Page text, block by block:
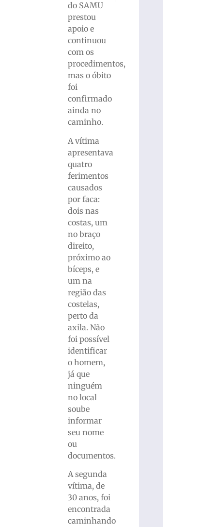
do SAMU
prestou
apoio e
continuou
com os
procedimentos,
mas o óbito
foi
confirmado
ainda no
caminho.
A vítima
apresentava
quatro
ferimentos
causados
por faca:
dois nas
costas, um
no braço
direito,
próximo ao
bíceps, e
um na
região das
costelas,
perto da
axila. Não
foi possível
identificar
o homem,
já que
ninguém
no local
soube
informar
seu nome
ou
documentos.
A segunda
vítima, de
30 anos, foi
encontrada
caminhando